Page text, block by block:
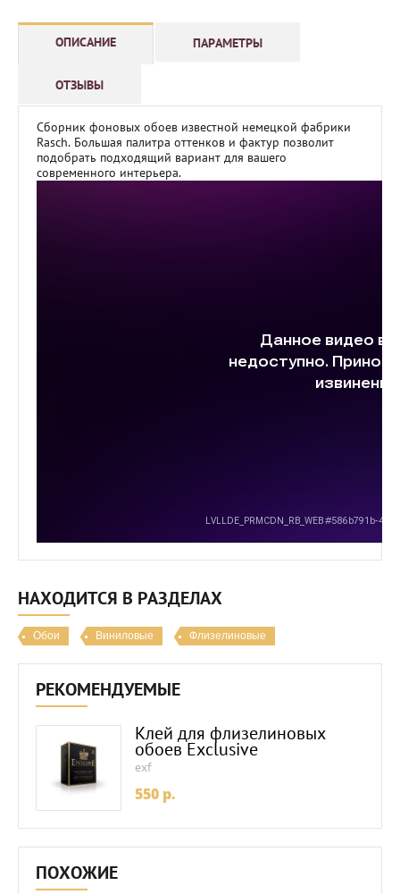
ОПИСАНИЕ ПАРАМЕТРЫ
ОТЗЫВЫ
Сборник фоновых обоев известной немецкой фабрики
Rasch. Большая палитра оттенков и фактур позволит
подобрать подходящий вариант для вашего
современного интерьера.
НАХОДИТСЯ В РАЗДЕЛАХ
Обои Виниловые Флизелиновые
РЕКОМЕНДУЕМЫЕ
Клей для флизелиновых
обоев Exclusive
exf
550 p.
ПОХОЖИЕ